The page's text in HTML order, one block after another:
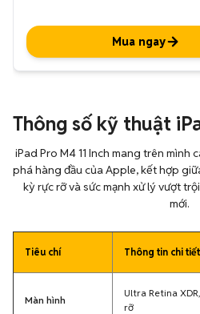
Mua ngay
Thông số kỹ thuật
iPad Pro M4 11 Inch mang trên
phá hàng đầu của Apple, kết hợp
kỳ rực rỡ và sức mạnh xử lý vượt
mới.
Tiêu chí Thông tin chi tiết
Màn hình
Ultra Retina
rỡ